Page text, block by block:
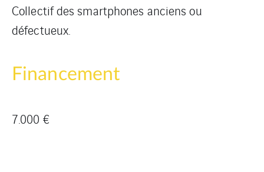
Collectif des smartphones anciens ou
défectueux.
Financement
7.000 €